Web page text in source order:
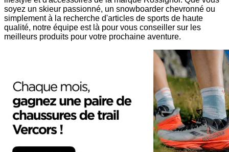
soyez un skieur passionné, un snowboarder chevronné ou
simplement à la recherche d'articles de sports de haute
qualité, notre équipe est là pour vous conseiller sur les
meilleurs produits pour votre prochaine aventure.